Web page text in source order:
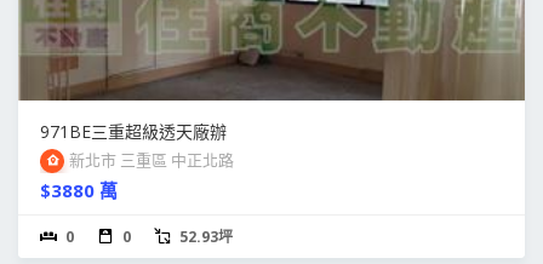
971BE三重超級透天廠辦
新北市 三重區 中正北路
$3880 萬
0 0 52.93坪